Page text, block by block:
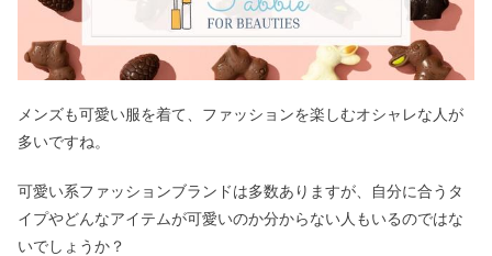
メンズも可愛い服を着て、ファッションを楽しむオシャレな人が
多いですね。
可愛い系ファッションブランドは多数ありますが、自分に合うタ
イプやどんなアイテムが可愛いのか分からない人もいるのではな
いでしょうか？